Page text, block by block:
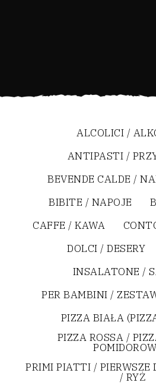
ALCOLICI /
ANTIPASTI /
BEVENDE CALDE /
BIBITE / NAPOJE
CAFFE / KAWA
DOLCI / DESERY
INSALATONE /
PER BAMBINI /
PIZZA BIAŁA
PIZZA ROSSA /
PRIMI PIATTI / PIERWSZE
/ RYŻ